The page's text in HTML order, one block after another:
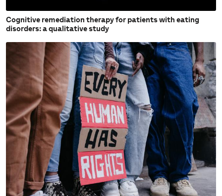
Cognitive remediation therapy for patients with eating
disorders: a qualitative study